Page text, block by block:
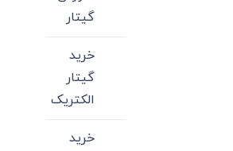
گیتار
خرید
گیتار
الکتریک
خرید